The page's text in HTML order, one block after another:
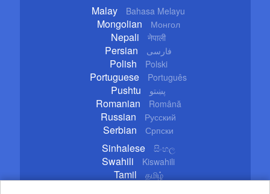
Malay Bahasa Melayu
Mongolian Монгол
Nepali नेपाली
Persian فارسی
Polish Polski
Portuguese Português
Pushtu پښتو
Romanian Română
Russian Русский
Serbian Српски
Sinhalese සිංහල
Swahili Kiswahili
Tamil தமிழ்